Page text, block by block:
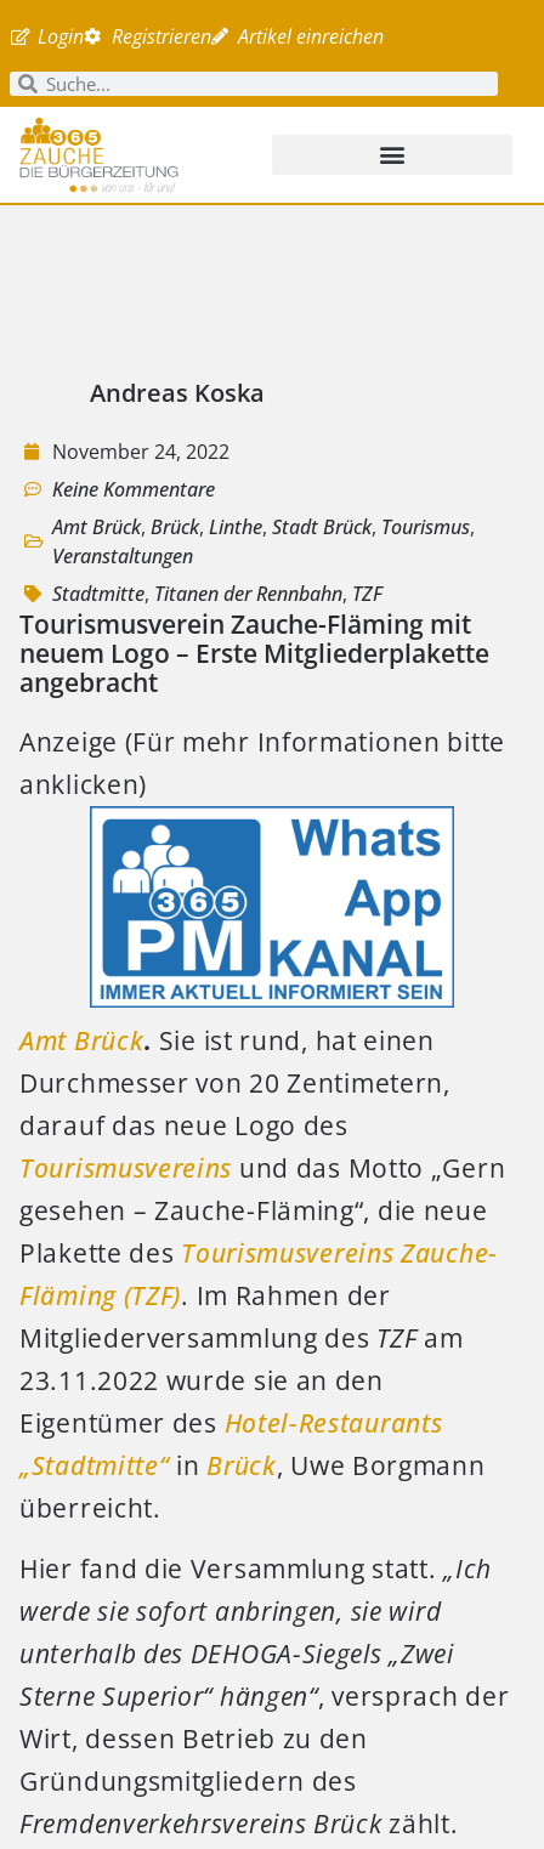
Login Registrieren Artikel einreichen
Andreas Koska
November 24, 2022
Keine Kommentare
Amt Brück, Brück, Linthe, Stadt Brück, Tourismus,
Veranstaltungen
Stadtmitte, Titanen der Rennbahn, TZF
Tourismusverein Zauche-Fläming mit
neuem Logo – Erste Mitgliederplakette
angebracht
Anzeige (Für mehr Informationen bitte
anklicken)
Amt Brück. Sie ist rund, hat einen
Durchmesser von 20 Zentimetern,
darauf das neue Logo des
Tourismusvereins und das Motto „Gern
gesehen – Zauche-Fläming“, die neue
Plakette des Tourismusvereins Zauche-
Fläming (TZF). Im Rahmen der
Mitgliederversammlung des TZFam
23.11.2022 wurde sie an den
Eigentümer des Hotel-Restaurants
„Stadtmitte“in Brück, Uwe Borgmann
überreicht.
Hier fand die Versammlung statt. „Ich
werde sie sofort anbringen, sie wird
unterhalb des DEHOGA-Siegels „Zwei
Sterne Superior“ hängen“, versprach der
Wirt, dessen Betrieb zu den
Gründungsmitgliedern des
Fremdenverkehrsvereins Brückzählt.